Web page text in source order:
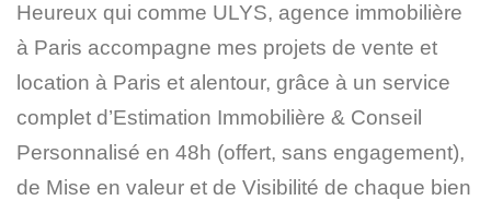
Heureux qui comme ULYS, agence immobilière
à Paris accompagne mes projets de vente et
location à Paris et alentour, grâce à un service
complet d’Estimation Immobilière & Conseil
Personnalisé en 48h (offert, sans engagement),
de Mise en valeur et de Visibilité de chaque bien